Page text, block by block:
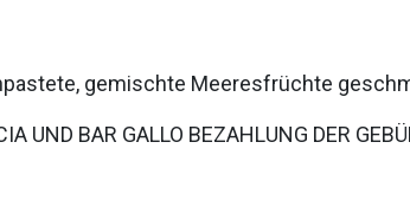
gemischte Meeresfrüchte
UND BAR GALLO BEZAHLUNG DER